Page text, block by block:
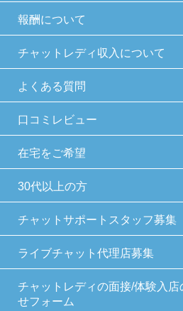
報酬について
チャットレディ収入について
よくある質問
口コミレビュー
在宅をご希望
30代以上の方
チャットサポートスタッフ募集
ライブチャット代理店募集
チャットレディの面接/体験入
せフォーム